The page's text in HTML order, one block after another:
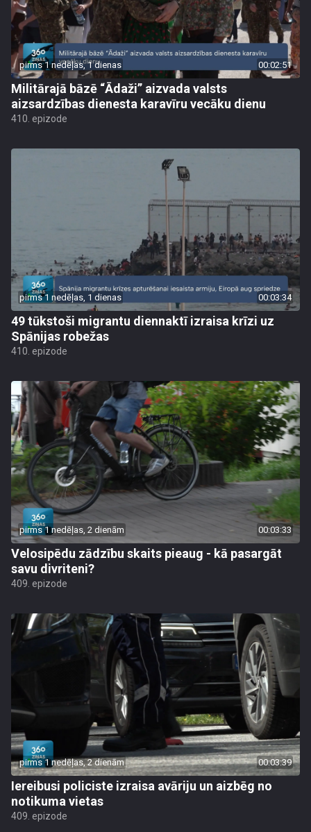
pirms 1 nedēļas, 1 dienas 00:02:51
Militārajā bāzē “Ādaži” aizvada valsts
aizsardzības dienesta karavīru vecāku dienu
410. epizode
pirms 1 nedēļas, 1 dienas 00:03:34
49 tūkstoši migrantu diennaktī izraisa krīzi uz
Spānijas robežas
410. epizode
pirms 1 nedēļas, 2 dienām 00:03:33
Velosipēdu zādzību skaits pieaug - kā pasargāt
savu divriteni?
409. epizode
pirms 1 nedēļas, 2 dienām 00:03:39
Iereibusi policiste izraisa avāriju un aizbēg no
notikuma vietas
409. epizode